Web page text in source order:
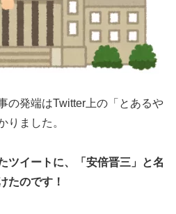
の発端はTwitter上の「とあるや
りました。
ツイートに、「安倍晋三」と名
たのです！